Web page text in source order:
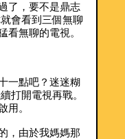
了，要不是鼎志
會看到三個無聊
看無聊的電視。
一點吧？迷迷糊
打開電視再戰。
用。
，由於我媽媽那